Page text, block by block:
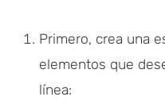
Primero, crea una
elementos que
línea: